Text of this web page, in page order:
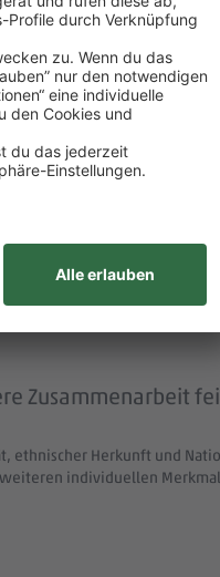
eine Auszeit
different together"
Zusammenarbeit
ethnischer Herkunft und
individuellen